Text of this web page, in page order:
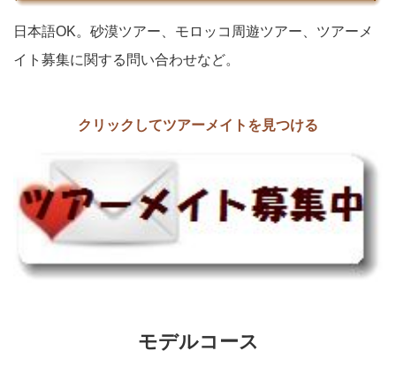
日本語OK。砂漠ツアー、モロッコ周遊ツアー、ツアーメ
イト募集に関する問い合わせなど。
クリックしてツアーメイトを見つける
モデルコース